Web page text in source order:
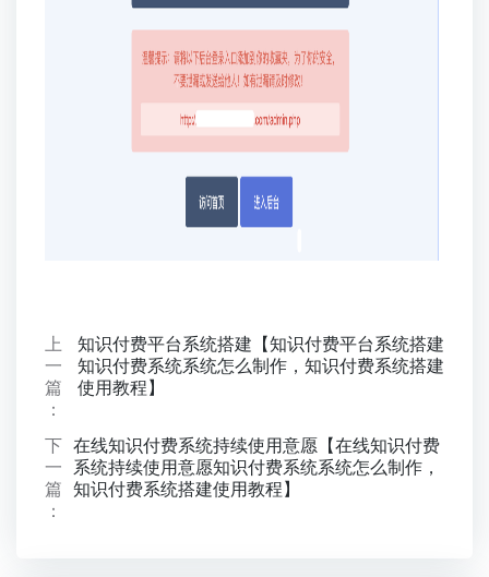
上
一
篇
：
知识付费平台系统搭建【知识付费平台系统搭建
知识付费系统系统怎么制作，知识付费系统搭建
使用教程】
下
一
篇
：
在线知识付费系统持续使用意愿【在线知识付费
系统持续使用意愿知识付费系统系统怎么制作，
知识付费系统搭建使用教程】